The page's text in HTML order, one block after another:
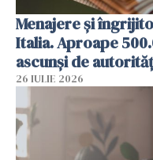
Menajere și
Italia. Aproape
ascunși de
26 IULIE 2026